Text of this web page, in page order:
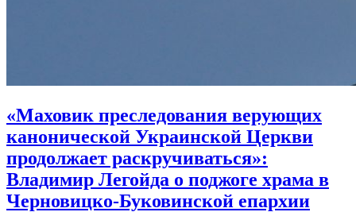
«Маховик преследования верующих
канонической Украинской Церкви
продолжает раскручиваться»:
Владимир Легойда о поджоге храма в
Черновицко-Буковинской епархии